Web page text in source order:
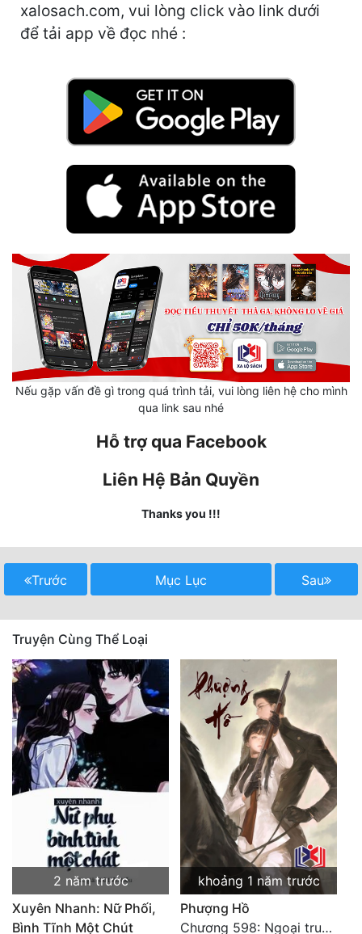
Gia Đấu
Góc Nhìn Nữ
Học Đường
Khoa Huyễn
Khoa Huyễn Không Gian
Kinh Dị
Mạt Thế
Mỹ Thực
Ngôn Tình
Ngược
Nữ Cường
Nữ Phụ
Phong Thủy - Tâm Linh
Phương Tây
Phản Phái
Quan Trường
xalosach.com, vui lòng click vào link dưới
để tải app về đọc nhé :
Nếu gặp vấn đề gì trong quá trình tải, vui lòng liên hệ cho mình
qua link sau nhé
Hỗ trợ qua Facebook
Liên Hệ Bản Quyền
Thanks you !!!
Trước Mục Lục Sau
Truyện Cùng Thể Loại
2 năm trước
Xuyên Nhanh: Nữ Phối,
Bình Tĩnh Một Chút
khoảng 1 năm trước
Phượng Hồ
Chương 598: Ngoại truyện: Tiểu Tiểu Ký